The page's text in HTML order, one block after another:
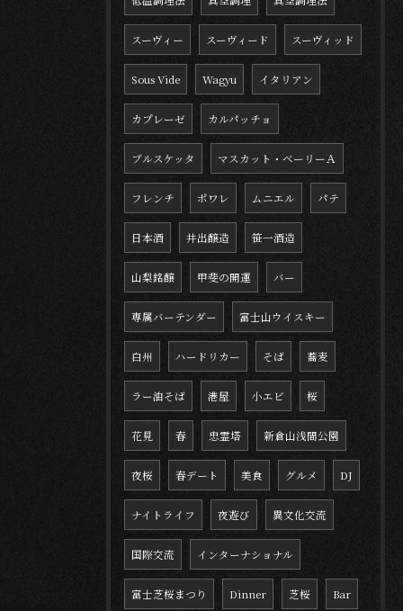
スーヴィー スーヴィード スーヴィッド
Sous Vide Wagyu イタリアン
カプレーゼ カルパッチョ
ブルスケッタ マスカット・ベーリーＡ
フレンチ ポワレ ムニエル パテ
日本酒 井出醸造 笹一酒造
山梨銘醸 甲斐の開運 バー
専属バーテンダー 富士山ウイスキー
白州 ハードリカー そば 蕎麦
ラー油そば 港屋 小エビ 桜
花見 春 忠霊塔 新倉山浅間公園
夜桜 春デート 美食 グルメ DJ
ナイトライフ 夜遊び 異文化交流
国際交流 インターナショナル
富士芝桜まつり Dinner 芝桜 Bar